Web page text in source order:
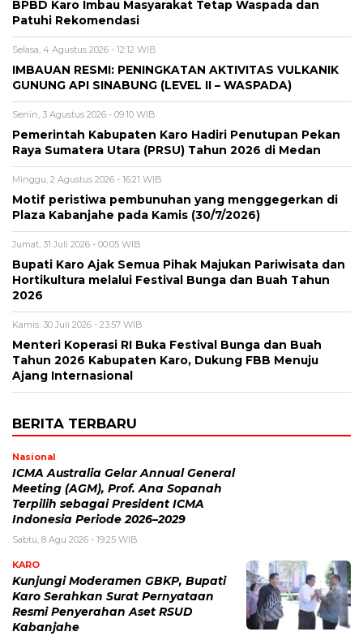
BPBD Karo Imbau Masyarakat Tetap Waspada dan
Patuhi Rekomendasi
Selasa, 4 Agustus 2026 - 12:12 WIB
IMBAUAN RESMI: PENINGKATAN AKTIVITAS VULKANIK
GUNUNG API SINABUNG (LEVEL II – WASPADA)
Senin, 3 Agustus 2026 - 09:10 WIB
Pemerintah Kabupaten Karo Hadiri Penutupan Pekan
Raya Sumatera Utara (PRSU) Tahun 2026 di Medan
Minggu, 2 Agustus 2026 - 16:21 WIB
Motif peristiwa pembunuhan yang menggegerkan di
Plaza Kabanjahe pada Kamis (30/7/2026)
Jumat, 31 Juli 2026 - 00:05 WIB
Bupati Karo Ajak Semua Pihak Majukan Pariwisata dan
Hortikultura melalui Festival Bunga dan Buah Tahun
2026
Kamis, 30 Juli 2026 - 23:57 WIB
Menteri Koperasi RI Buka Festival Bunga dan Buah
Tahun 2026 Kabupaten Karo, Dukung FBB Menuju
Ajang Internasional
BERITA TERBARU
Nasional
ICMA Australia Gelar Annual General
Meeting (AGM), Prof. Ana Sopanah
Terpilih sebagai President ICMA
Indonesia Periode 2026–2029
Sabtu, 8 Agu 2026 - 19:25 WIB
KARO
Kunjungi Moderamen GBKP, Bupati
Karo Serahkan Surat Pernyataan
Resmi Penyerahan Aset RSUD
Kabanjahe